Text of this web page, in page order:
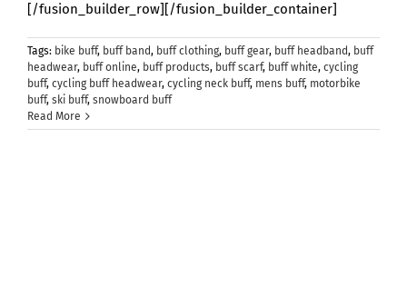
[/fusion_builder_row][/fusion_builder_container]
Tags: bike buff, buff band, buff clothing, buff gear, buff headband, buff
headwear, buff online, buff products, buff scarf, buff white, cycling
buff, cycling buff headwear, cycling neck buff, mens buff, motorbike
buff, ski buff, snowboard buff
Read More